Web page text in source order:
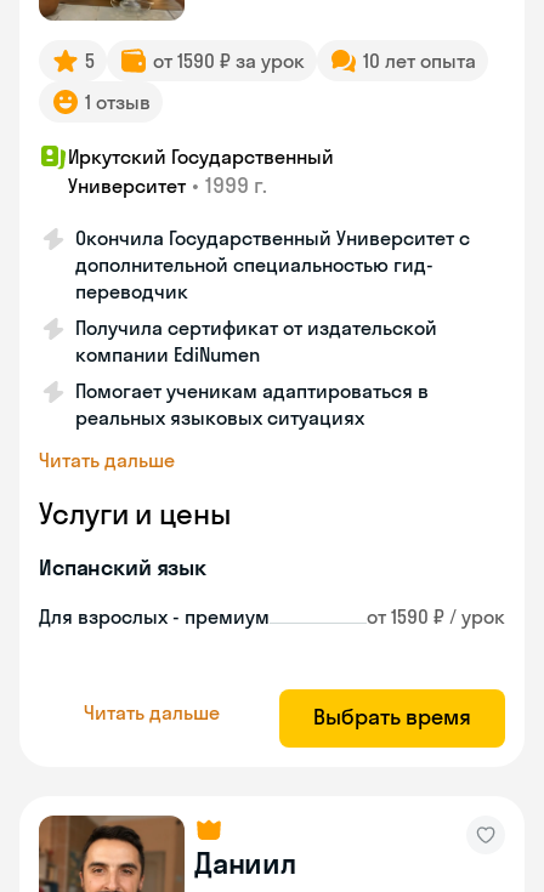
5 от 1590 ₽ за урок
10 лет опыта
1 отзыв
Иркутский Государственный
Университет • 1999 г.
Окончила Государственный Университет с
дополнительной специальностью гид-
переводчик
Получила сертификат от издательской
компании EdiNumen
Помогает ученикам адаптироваться в
реальных языковых ситуациях
Читать дальше
Услуги и цены
Испанский язык
Для взрослых - премиум от 1590 ₽ / урок
Читать дальше Выбрать время
Даниил